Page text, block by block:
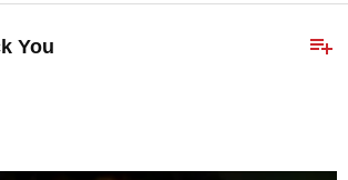
playlist_add
You